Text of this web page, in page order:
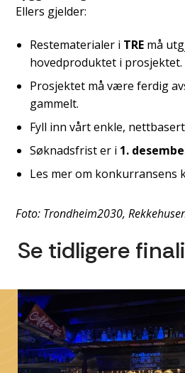
Ellers gjelder:
Restematerialer i TRE må
hovedproduktet i prosjektet.
Prosjektet må være ferdig
gammelt.
Fyll inn vårt enkle,
Søknadsfrist er i 1.
Les mer om konkurransens
Foto: Trondheim2030,
Se tidligere